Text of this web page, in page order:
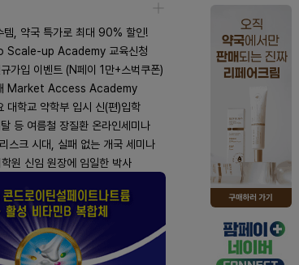
템, 약국 특가로 최대 90% 할인!
Scale-up Academy 교육신청
가입 이벤트 (N페이 1만+스벅쿠폰)
Market Access Academy
대학교 약학부 입시 신(편)입학
등 여름철 장질환 온라인세미나
스크 시대, 실패 없는 개국 세미나
원 신임 원장에 임일한 박사